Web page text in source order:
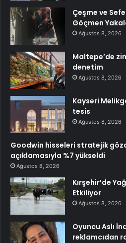
Çeşme ve
Göçmen
Ağustos 8, 2026
Maltepe’de
denetim
Ağustos 8, 2026
Kayseri
tesis
Ağustos 8, 2026
Goodwin hisseleri stratejik
açıklamasıyla %7 yükseldi
Ağustos 8, 2026
Kırşehir’de
Etkiliyor
Ağustos 8, 2026
Oyuncu Aslı
reklamcıdan